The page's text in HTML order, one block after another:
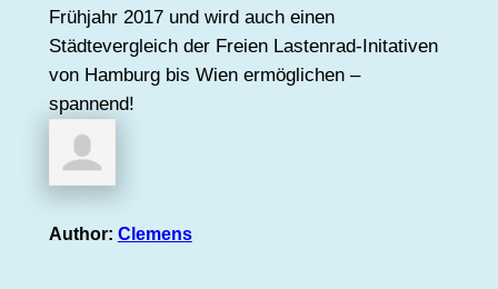
Frühjahr 2017 und wird auch einen
Städtevergleich der Freien Lastenrad-Initativen
von Hamburg bis Wien ermöglichen –
spannend!
Author: Clemens